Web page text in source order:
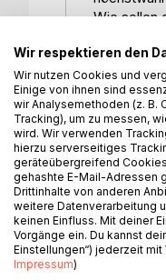
Wie sollen
Es gilt,
Wie kann
definieren,
Dann
wie er
Dank
Er lernt,
Horizont,
Das
Im Buch
Wir respektieren den
Wir nutzen Cookies und
Einige von ihnen sind
wir Analysemethoden (z.
Tracking), um zu messen,
wird. Wir verwenden
hierzu serverseitiges
geräteübergreifend
gehashte E-Mail-Adressen
Drittinhalte von anderen
weitere Datenverarbeitung
keinen Einfluss. Mit deiner
Vorgänge ein. Du kannst
Einstellungen“) jederzeit
Impressum)